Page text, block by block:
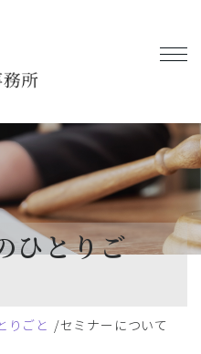
ひとりご
りごと セミナーについて